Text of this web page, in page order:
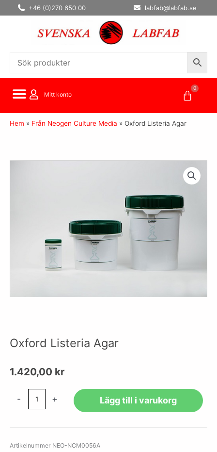
Hoppa
till
+46 (0)270 650 00 labfab@labfab.se
Mitt konto
0
Hem » Från Neogen Culture Media » Oxford Listeria Agar
Oxford Listeria Agar
1.420,00 kr
- + Lägg till i varukorg
Artikelnummer NEO-NCM0056A